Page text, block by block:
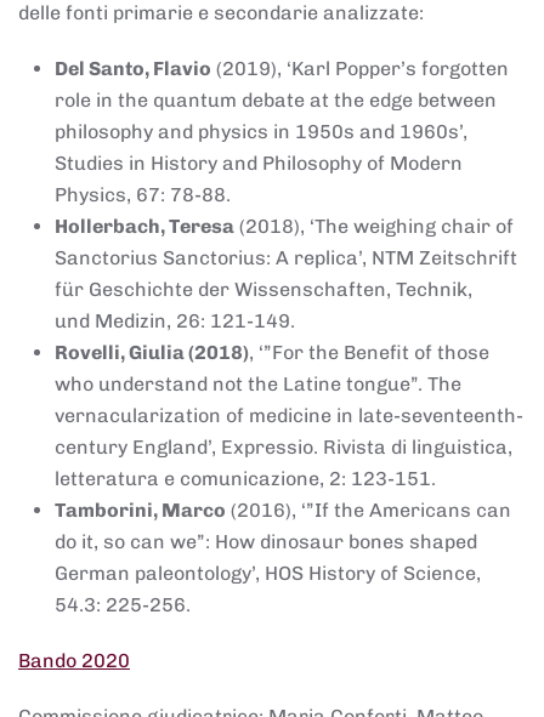
delle fonti primarie e secondarie analizzate:
Del Santo, Flavio (2019), ‘Karl Popper’s forgotten
role in the quantum debate at the edge between
philosophy and physics in 1950s and 1960s’,
Studies in History and Philosophy of Modern
Physics, 67: 78-88.
Hollerbach, Teresa (2018), ‘The weighing chair of
Sanctorius Sanctorius: A replica’, NTM Zeitschrift
für Geschichte der Wissenschaften, Technik,
und Medizin, 26: 121-149.
Rovelli, Giulia (2018), ‘”For the Benefit of those
who understand not the Latine tongue”. The
vernacularization of medicine in late-seventeenth-
century England’, Expressio. Rivista di linguistica,
letteratura e comunicazione, 2: 123-151.
Tamborini, Marco (2016), ‘”If the Americans can
do it, so can we”: How dinosaur bones shaped
German paleontology’, HOS History of Science,
54.3: 225-256.
Bando 2020